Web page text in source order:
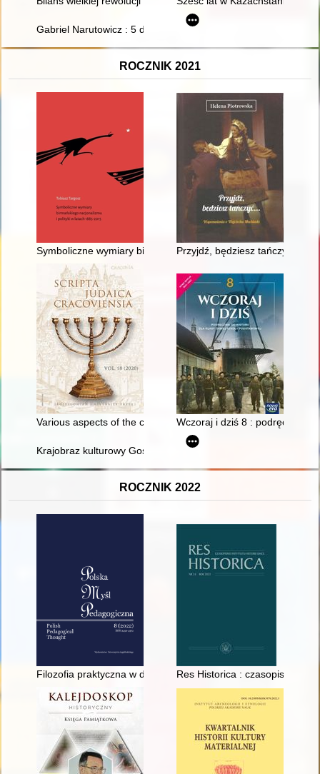
Gabriel Narutowicz : 5 dni i jedno przesłanie
ROCZNIK 2021
Symboliczne wymiary birmańskiego nacjonalizmu i polityki w
Przyjdź, będziesz tańczyć... :
Various aspects of the charitable activity of Jews in
Wczoraj i dziś 8 : podręcznik
Krajobraz kulturowy Gostynina (zarys problematyki)
ROCZNIK 2022
Filozofia praktyczna w dorobku Sebastiana Petrycego jako
Res Historica : czasopismo